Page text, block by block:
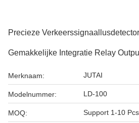
Precieze
Gemakkelijke Integratie Relay
Merknaam: JUTAI
Modelnummer: LD-100
MOQ: Support 1-10